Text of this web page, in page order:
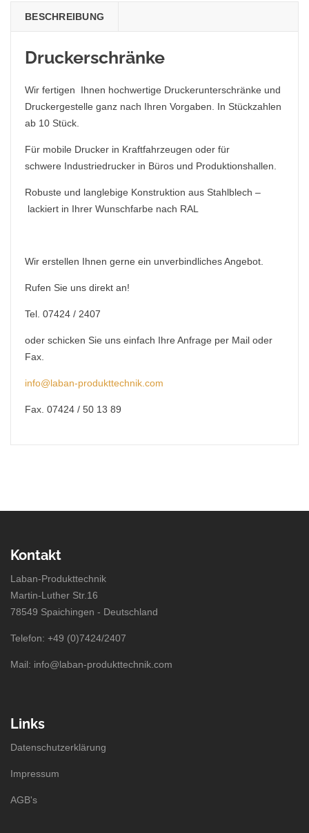
BESCHREIBUNG
Druckerschränke
Wir fertigen Ihnen hochwertige Druckerunterschränke und
Druckergestelle ganz nach Ihren Vorgaben. In Stückzahlen
ab 10 Stück.
Für mobile Drucker in Kraftfahrzeugen oder für
schwere Industriedrucker in Büros und Produktionshallen.
Robuste und langlebige Konstruktion aus Stahlblech –
lackiert in Ihrer Wunschfarbe nach RAL
Wir erstellen Ihnen gerne ein unverbindliches Angebot.
Rufen Sie uns direkt an!
Tel. 07424 / 2407
oder schicken Sie uns einfach Ihre Anfrage per Mail oder
Fax.
info@laban-produkttechnik.com
Fax. 07424 / 50 13 89
Kontakt
Laban-Produkttechnik
Martin-Luther Str.16
78549 Spaichingen - Deutschland
Telefon: +49 (0)7424/2407
Mail: info@laban-produkttechnik.com
Links
Datenschutzerklärung
Impressum
AGB's